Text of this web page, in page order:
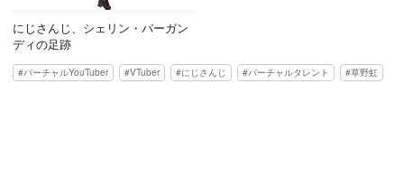
にじさんじ、シェリン・バーガン
ディの足跡
バーチャルYouTuber VTuber にじさんじ バーチャルタレント 草野虹